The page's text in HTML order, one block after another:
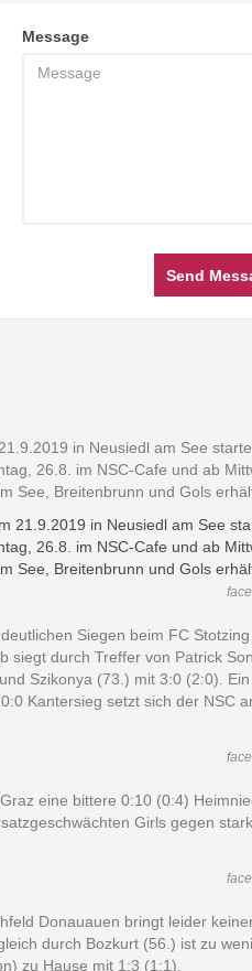
Message
Send
in Neusiedl am See
26.8. im NSC-Cafe und ab
See, Breitenbrunn und Gols
Siegen beim FC
siegt durch Treffer von Patrick
Szikonya (73.) mit 3:0 (2:0). Ein
Kantersieg setzt sich der NSC
eine bittere 0:10 (0:4)
Girls gegen
Donauauen bringt leider
durch Bozkurt (56.) ist zu
zu Hause mit 1:3 (1:1).